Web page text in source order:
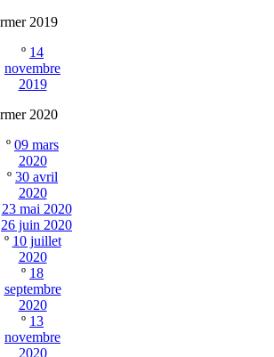
2019
º 14
novembre
2019
2020
º 09 mars
2020
º 30 avril
2020
23 mai 2020
26 juin 2020
º 10 juillet
2020
º 18
septembre
2020
º 13
novembre
2020